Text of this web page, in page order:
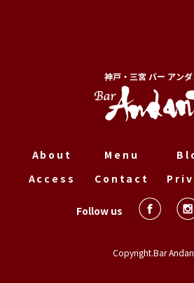
神戸・三宮 バー アン
About Menu
Access
Contact
Follow us
Copyright.Bar